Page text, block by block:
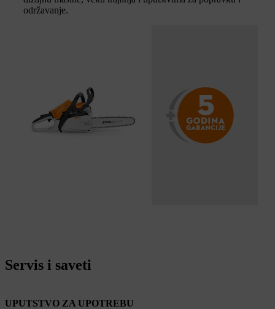
održavanje.
Servis i saveti
UPUTSTVO ZA UPOTREBU